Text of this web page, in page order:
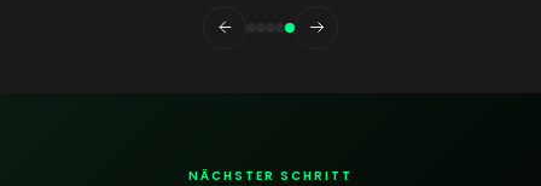
NÄCHSTER SCHRITT